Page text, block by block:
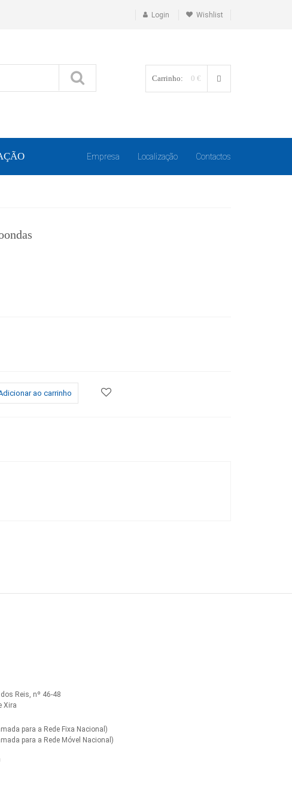
Login Wishlist
Carrinho: 0 €
Contactos
Localização
Empresa
ao carrinho
Reis, nº 46-48
Xira
para a Rede Fixa Nacional)
para a Rede Móvel Nacional)